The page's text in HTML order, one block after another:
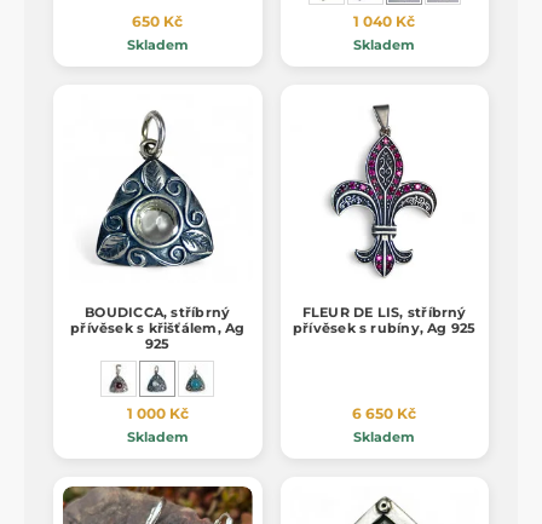
650 Kč
Skladem
1 040 Kč
Skladem
BOUDICCA, stříbrný
přívěsek s křišťálem, Ag
925
1 000 Kč
Skladem
FLEUR DE LIS, stříbrný
přívěsek s rubíny, Ag 925
6 650 Kč
Skladem